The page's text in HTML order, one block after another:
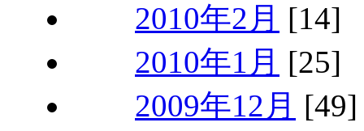
2010年2月 [14]
2010年1月 [25]
2009年12月 [49]